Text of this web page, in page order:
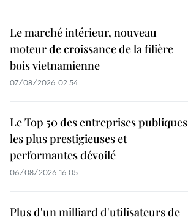
Le marché intérieur, nouveau
moteur de croissance de la filière
bois vietnamienne
07/08/2026 02:54
Le Top 50 des entreprises publiques
les plus prestigieuses et
performantes dévoilé
06/08/2026 16:05
Plus d'un milliard d'utilisateurs de